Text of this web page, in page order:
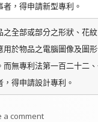
，得申請新型專利。
之全部或部分之形狀、花
用於物品之電腦圖像及圖
而無專利法第一百二十二
得申請設計專利。
a commenton 認識專利